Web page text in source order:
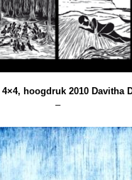
hoogdruk 2010 Davitha
–